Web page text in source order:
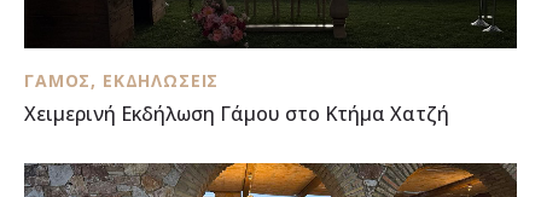
ΓΆΜΟΣ, ΕΚΔΗΛΏΣΕΙΣ
Χειμερινή Εκδήλωση Γάμου στο Κτήμα Χατζή